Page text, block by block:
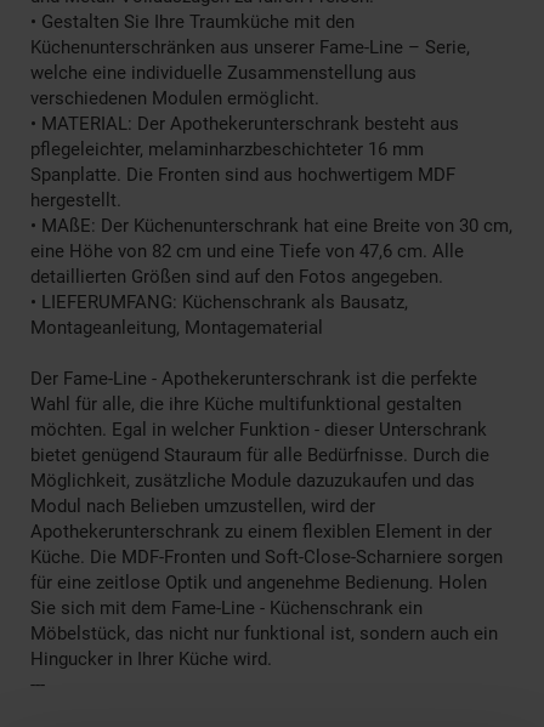
• Gestalten Sie Ihre Traumküche mit den
Küchenunterschränken aus unserer Fame-Line – Serie,
welche eine individuelle Zusammenstellung aus
verschiedenen Modulen ermöglicht.
• MATERIAL: Der Apothekerunterschrank besteht aus
pflegeleichter, melaminharzbeschichteter 16 mm
Spanplatte. Die Fronten sind aus hochwertigem MDF
hergestellt.
• MAßE: Der Küchenunterschrank hat eine Breite von 30 cm,
eine Höhe von 82 cm und eine Tiefe von 47,6 cm. Alle
detaillierten Größen sind auf den Fotos angegeben.
• LIEFERUMFANG: Küchenschrank als Bausatz,
Montageanleitung, Montagematerial
Der Fame-Line - Apothekerunterschrank ist die perfekte
Wahl für alle, die ihre Küche multifunktional gestalten
möchten. Egal in welcher Funktion - dieser Unterschrank
bietet genügend Stauraum für alle Bedürfnisse. Durch die
Möglichkeit, zusätzliche Module dazuzukaufen und das
Modul nach Belieben umzustellen, wird der
Apothekerunterschrank zu einem flexiblen Element in der
Küche. Die MDF-Fronten und Soft-Close-Scharniere sorgen
für eine zeitlose Optik und angenehme Bedienung. Holen
Sie sich mit dem Fame-Line - Küchenschrank ein
Möbelstück, das nicht nur funktional ist, sondern auch ein
Hingucker in Ihrer Küche wird.
---